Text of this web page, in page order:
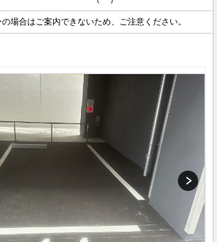
場合はご案内できないため、ご注意ください。